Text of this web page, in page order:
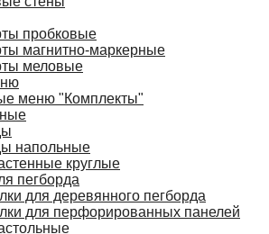
пробковые
магнитно-маркерные
меловые
меню "Комплекты"
напольные
круглые
пегборда
для деревянного пегборда
для перфорированных панелей